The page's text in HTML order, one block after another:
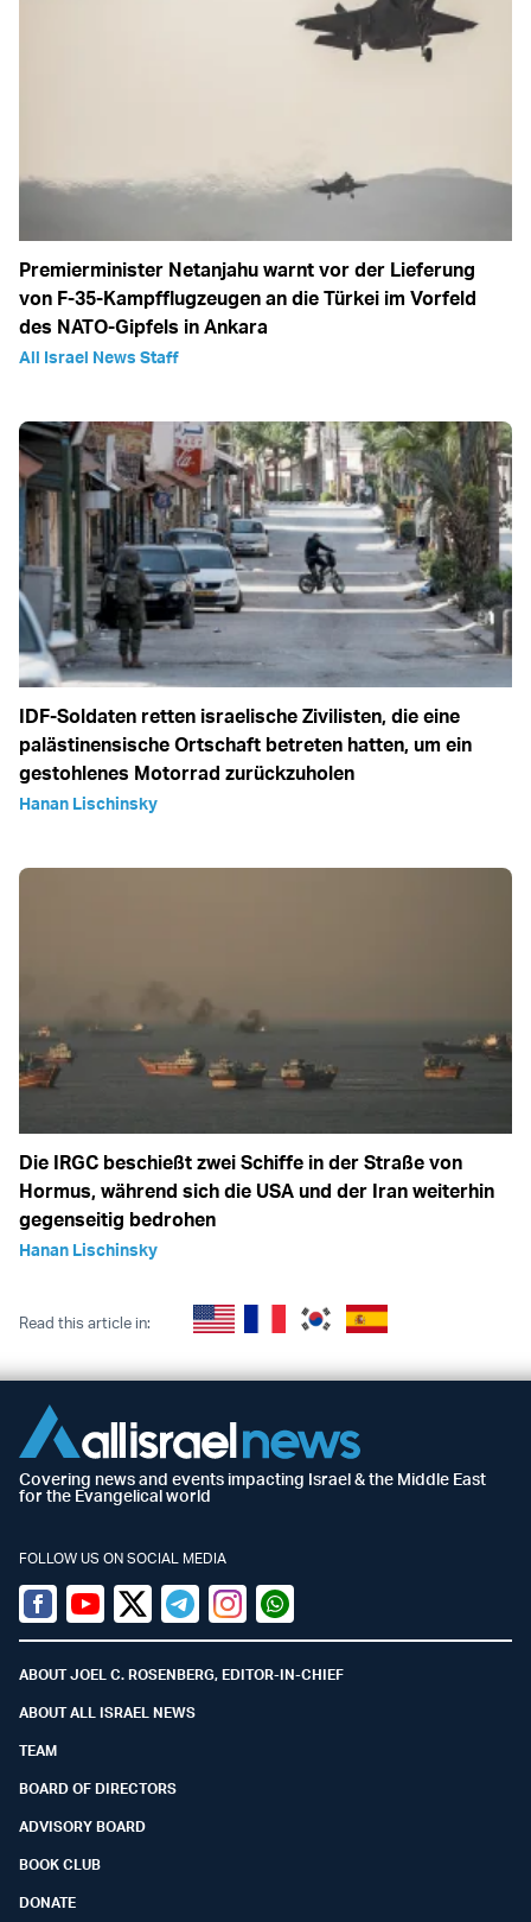
Premierminister Netanjahu warnt vor der Lieferung
von F-35-Kampfflugzeugen an die Türkei im Vorfeld
des NATO-Gipfels in Ankara
All Israel News Staff
IDF-Soldaten retten israelische Zivilisten, die eine
palästinensische Ortschaft betreten hatten, um ein
gestohlenes Motorrad zurückzuholen
Hanan Lischinsky
Die IRGC beschießt zwei Schiffe in der Straße von
Hormus, während sich die USA und der Iran weiterhin
gegenseitig bedrohen
Hanan Lischinsky
Read this article in:
Covering news and events impacting Israel & the Middle East
for the Evangelical world
FOLLOW US ON SOCIAL MEDIA
Facebook
YoutubeTwitter (X)
TelegramInstagramWhatsapp
ABOUT JOEL C. ROSENBERG, EDITOR-IN-CHIEF
ABOUT ALL ISRAEL NEWS
TEAM
BOARD OF DIRECTORS
ADVISORY BOARD
BOOK CLUB
DONATE